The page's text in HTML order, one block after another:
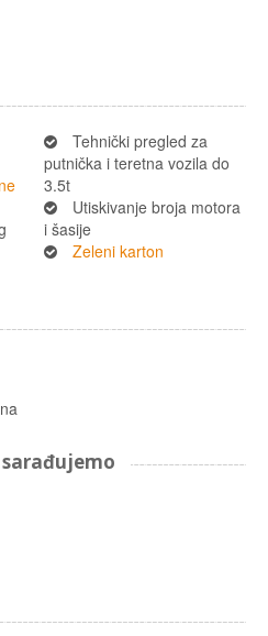
Tehnički pregled za
putnička i teretna vozila do
3.5t
Utiskivanje broja motora
i šasije
Zeleni karton